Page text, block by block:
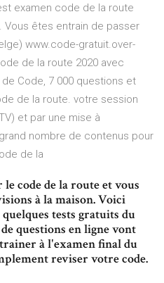
examen code de la route
Vous êtes entrain de passer
www.code-gratuit.over-
de la route 2020 avec
Code, 7 000 questions et
de la route. votre session
et par une mise à
nombre de contenus pour
de la
code de la route et vous
à la maison. Voici
tests gratuits du
questions en ligne vont
à l'examen final du
reviser votre code.